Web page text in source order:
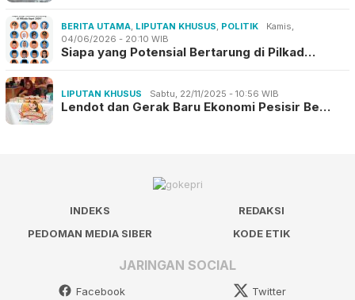
BERITA UTAMA, LIPUTAN KHUSUS, POLITIK
Kamis,
04/06/2026 - 20:10 WIB
Siapa yang Potensial Bertarung di Pilkad…
LIPUTAN KHUSUS Sabtu, 22/11/2025 - 10:56 WIB
Lendot dan Gerak Baru Ekonomi Pesisir Be…
INDEKS
REDAKSI
PEDOMAN MEDIA SIBER
KODE ETIK
JARINGAN SOCIAL
Facebook Twitter